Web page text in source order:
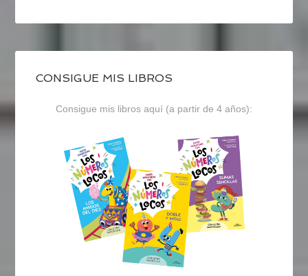
CONSIGUE MIS LIBROS
Consigue mis libros aquí (a partir de 4 años):